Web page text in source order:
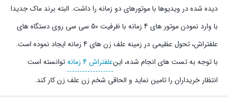
دیده شده در ویدیوها با موتورهای دو زمانه را داشت. البته برند ماک جدیدا
با وارد نمودن موتور های 4 زمانه با ظرفیت 50 سی سی روی دستگاه های
علفتراش، تحول عظیمی در زمینه علف زن های 4 زمانه ایجاد نموده است.
با توجه به تست های انجام شده، اینعلفتراش 4 زمانه
توانسته است
انتظار خریداران را تامین نماید و الحاقی شخم زن علف زن کار کند.